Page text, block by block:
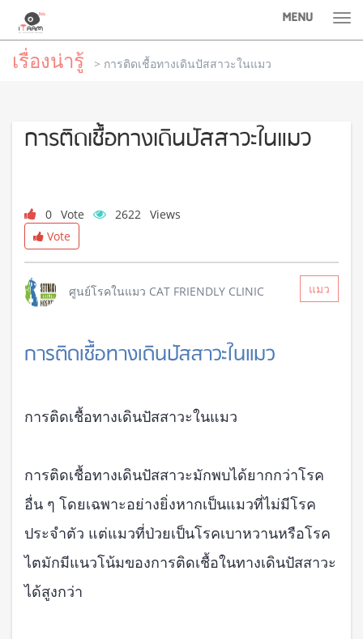
MENU
เรื่องน่ารู้ > การติดเชื้อทางเดินปัสสาวะในแมว
การติดเชื้อทางเดินปัสสาวะในแมว
0 Vote 2622 Views
Vote
ศูนย์โรคในแมว CAT FRIENDLY CLINIC แมว
การติดเชื้อทางเดินปัสสาวะในแมว
การติดเชื้อทางเดินปัสสาวะในแมว
การติดเชื้อทางเดินปัสสาวะมักพบได้ยากกว่าโรค
อื่น ๆ โดยเฉพาะอย่างยิ่งหากเป็นแมวที่ไม่มีโรค
ประจำตัว แต่แมวที่ป่วยเป็นโรคเบาหวานหรือโรค
ไตมักมีแนวโน้มของการติดเชื้อในทางเดินปัสสาวะ
ได้สูงกว่า